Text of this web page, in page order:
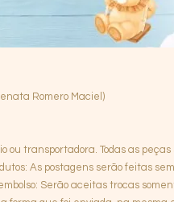
Romero Maciel)
ou transportadora. Todas as
As postagens serão feitas
Serão aceitas trocas